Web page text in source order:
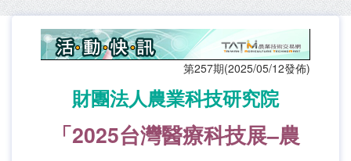
第257期(2025/05/12發佈)
財團法人農業科技研究院
「2025台灣醫療科技展–農